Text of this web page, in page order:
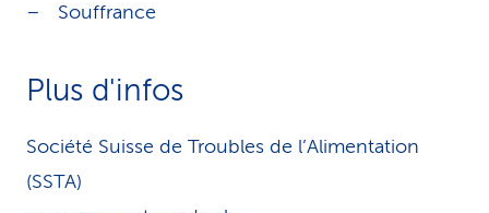
Souffrance
Plus d'infos
Société Suisse de Troubles de l’Alimentation
(SSTA)